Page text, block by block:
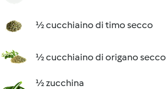
½ cucchiaino di timo secco
½ cucchiaino di origano secco
½ zucchina